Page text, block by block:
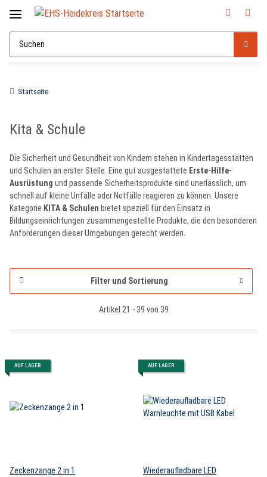
Startseite
Kita & Schule
Die Sicherheit und Gesundheit von Kindern stehen in Kindertagesstätten
und Schulen an erster Stelle. Eine gut ausgestattete Erste-Hilfe-
Ausrüstung und passende Sicherheitsprodukte sind unerlässlich, um
schnell auf kleine Unfälle oder Notfälle reagieren zu können. Unsere
Kategorie KITA & Schulen bietet speziell für den Einsatz in
Bildungseinrichtungen zusammengestellte Produkte, die den besonderen
Anforderungen dieser Umgebungen gerecht werden.
Filter und Sortierung
Artikel 21 - 39 von 39
AUF LAGER
Zeckenzange 2 in 1
AUF LAGER
Wiederaufladbare LED